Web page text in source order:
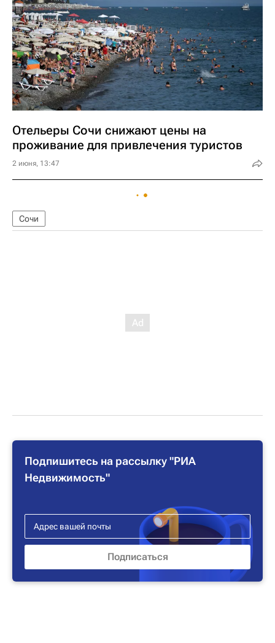
Отельеры Сочи снижают цены на
проживание для привлечения туристов
2 июня, 13:47
Сочи
Подпишитесь на рассылку "РИА
Недвижимость"